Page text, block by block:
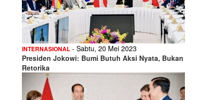
INTERNASIONAL - Sabtu, 20 Mei 2023
Presiden Jokowi: Bumi Butuh Aksi Nyata, Bukan
Retorika